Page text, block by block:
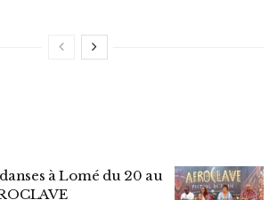
à Lomé du 20 au